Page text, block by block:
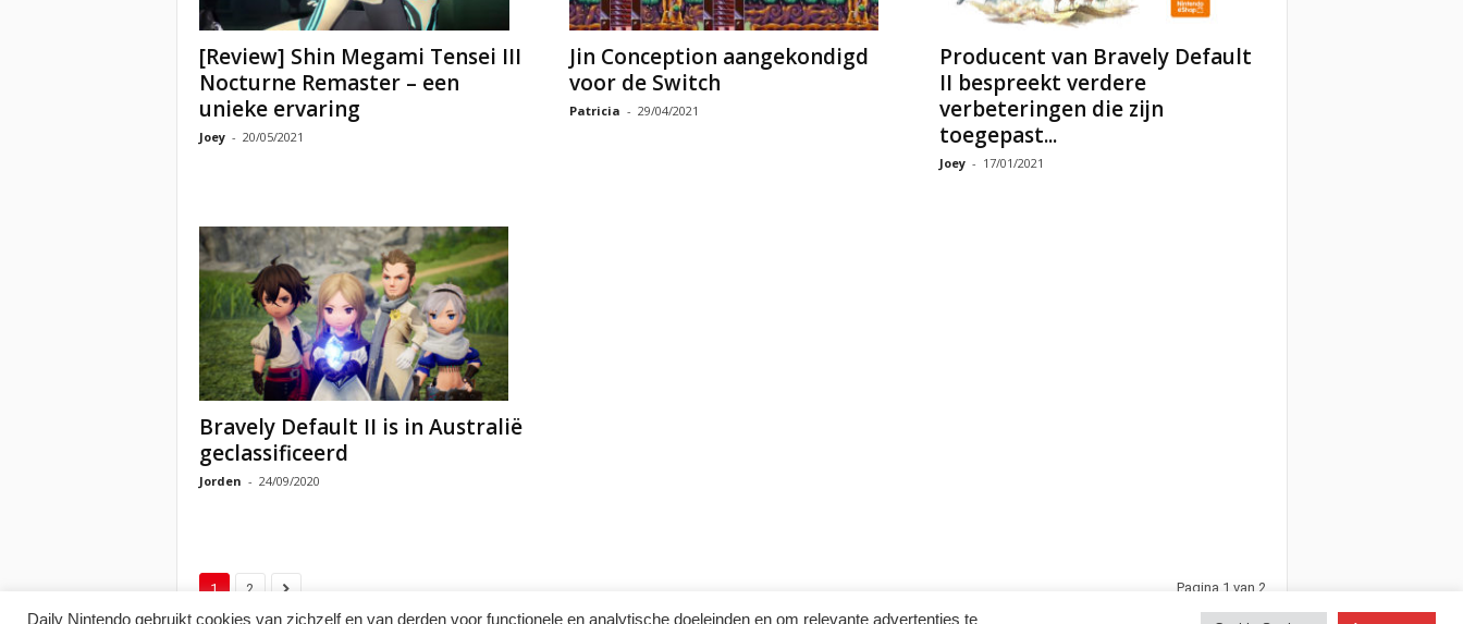
[Review] Shin Megami Tensei III
Nocturne Remaster – een
unieke ervaring
Joey - 20/05/2021
Jin Conception aangekondigd
voor de Switch
Patricia - 29/04/2021
Producent van Bravely Default
II bespreekt verdere
verbeteringen die zijn
toegepast...
Joey - 17/01/2021
Bravely Default II is in Australië
geclassificeerd
Jorden - 24/09/2020
1 2 Pagina 1 van 2
Daily Nintendo gebruikt cookies van zichzelf en van derden voor functionele en analytische doeleinden en om relevante advertenties te